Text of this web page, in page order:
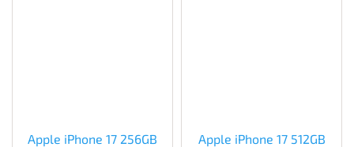
Apple iPhone 17 256GB
Apple iPhone 17 512GB